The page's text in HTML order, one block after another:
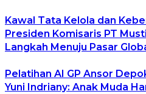
Kawal Tata Kelola dan
Presiden Komisaris PT
Langkah Menuju Pasar
Pelatihan AI GP Ansor
Yuni Indriany: Anak Muda